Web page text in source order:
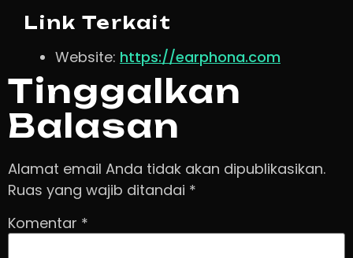
Link Terkait
Website: https://earphona.com
Tinggalkan
Balasan
Alamat email Anda tidak akan dipublikasikan.
Ruas yang wajib ditandai *
Komentar *